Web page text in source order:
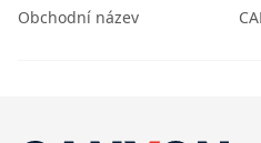
Obchodní název